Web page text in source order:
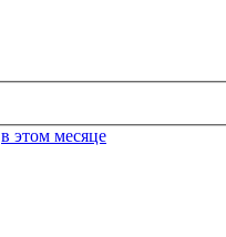
в этом месяце